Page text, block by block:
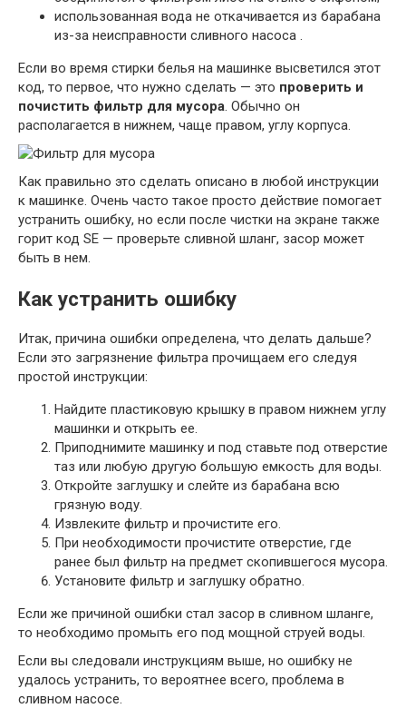
использованная вода не откачивается из барабана
из-за неисправности сливного насоса .
Если во время стирки белья на машинке высветился этот
код, то первое, что нужно сделать — это проверить и
почистить фильтр для мусора. Обычно он
располагается в нижнем, чаще правом, углу корпуса.
Как правильно это сделать описано в любой инструкции
к машинке. Очень часто такое просто действие помогает
устранить ошибку, но если после чистки на экране также
горит код SE — проверьте сливной шланг, засор может
быть в нем.
Как устранить ошибку
Итак, причина ошибки определена, что делать дальше?
Если это загрязнение фильтра прочищаем его следуя
простой инструкции:
Найдите пластиковую крышку в правом нижнем углу
машинки и открыть ее.
Приподнимите машинку и под ставьте под отверстие
таз или любую другую большую емкость для воды.
Откройте заглушку и слейте из барабана всю
грязную воду.
Извлеките фильтр и прочистите его.
При необходимости прочистите отверстие, где
ранее был фильтр на предмет скопившегося мусора.
Установите фильтр и заглушку обратно.
Если же причиной ошибки стал засор в сливном шланге,
то необходимо промыть его под мощной струей воды.
Если вы следовали инструкциям выше, но ошибку не
удалось устранить, то вероятнее всего, проблема в
сливном насосе.